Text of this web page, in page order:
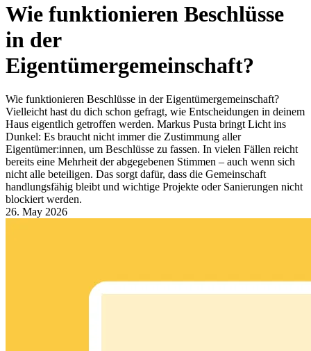
Wie funktionieren Beschlüsse
in der
Eigentümergemeinschaft?
Wie funktionieren Beschlüsse in der Eigentümergemeinschaft?
Vielleicht hast du dich schon gefragt, wie Entscheidungen in deinem
Haus eigentlich getroffen werden. Markus Pusta bringt Licht ins
Dunkel: Es braucht nicht immer die Zustimmung aller
Eigentümer:innen, um Beschlüsse zu fassen. In vielen Fällen reicht
bereits eine Mehrheit der abgegebenen Stimmen – auch wenn sich
nicht alle beteiligen. Das sorgt dafür, dass die Gemeinschaft
handlungsfähig bleibt und wichtige Projekte oder Sanierungen nicht
blockiert werden.
26. May 2026